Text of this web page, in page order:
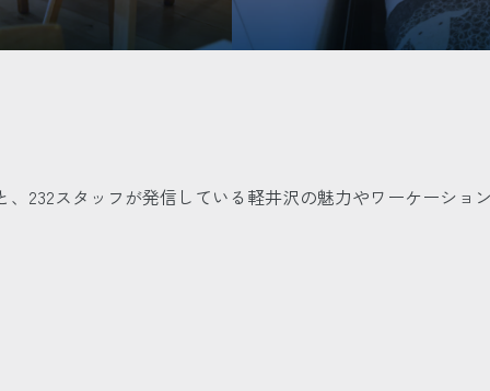
232スタッフが発信している軽井沢の魅力やワーケーショ